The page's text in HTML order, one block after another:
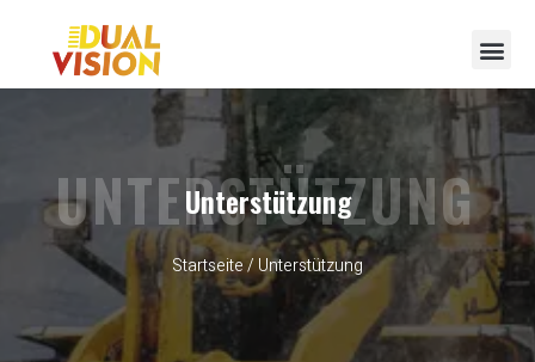
Unterstützung
Startseite/ Unterstützung
UNTERSTÜTZUNG